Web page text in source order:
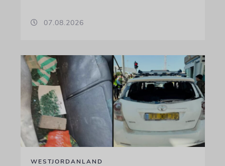
07.08.2026
WESTJORDANLAND